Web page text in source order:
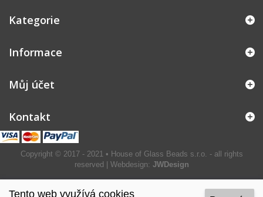
Kategorie
Informace
Můj účet
Kontakt
Copyright © 2017 - 2021 • House of Glass Beads s.r.o. - all rights
reserved | Webdesign: JWDesign
Tento web využívá cookies